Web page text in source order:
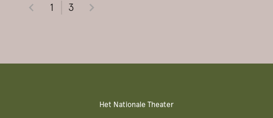
1 3
Het Nationale Theater